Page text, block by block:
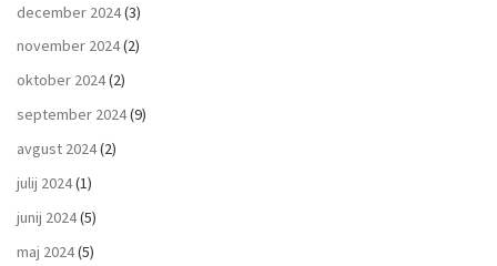
december 2024(3)
november 2024(2)
oktober 2024(2)
september 2024(9)
avgust 2024(2)
julij 2024(1)
junij 2024(5)
maj 2024(5)